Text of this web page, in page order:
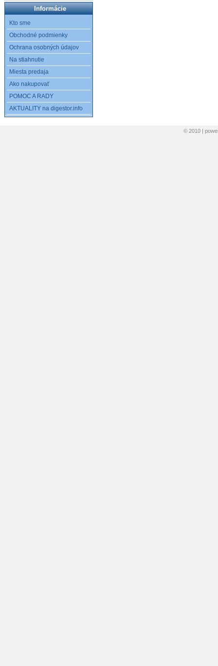
Informácie
Kto sme
Obchodné podmienky
Ochrana osobných údajov
Na stiahnutie
Miesta predaja
Ako nakupovať
POMOC A RADY
AKTUALITY na digestor.info
© 2010 |